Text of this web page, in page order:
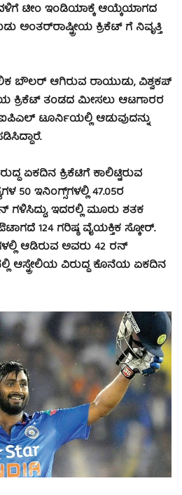
ಟೀಂ ಇಂಡಿಯಾಕ್ಕೆ ಆಯ್ಕೆಯಾಗದ
ಅಂತರ್‌ರಾಷ್ಟ್ರೀಯ ಕ್ರಿಕೆಟ್‌ ಗೆ ನಿವೃತ್ತಿ
ಆಗಿರುವ ರಾಯುಡು, ವಿಶ್ವಕಪ್
ಕ್ರಿಕೆಟ್ ತಂಡದ ಮೀಸಲು ಆಟಗಾರರ
ಐಪಿಎಲ್ ಟೂರ್ನಿಯಲ್ಲಿ ಆಡುವುದನ್ನು
ಏಕದಿನ ಕ್ರಿಕೆಟಿಗೆ ಕಾಲಿಟ್ಟಿರುವ
50 ಇನಿಂಗ್ಸ್‌ಗಳಲ್ಲಿ 47.05ರ
ಗಳಿಸಿದ್ದು, ಇದರಲ್ಲಿ ಮೂರು ಶತಕ
124 ಗರಿಷ್ಠ ವೈಯಕ್ತಿಕ ಸ್ಕೋರ್.
ಆಡಿರುವ ಅವರು 42 ರನ್
ಆಸ್ಟ್ರೇಲಿಯ ವಿರುದ್ದ ಕೊನೆಯ ಏಕದಿನ